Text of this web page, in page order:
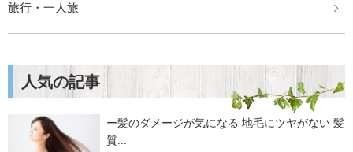
旅行・一人旅
人気の記事
ー髪のダメージが気になる 地毛にツヤがない 髪
質...